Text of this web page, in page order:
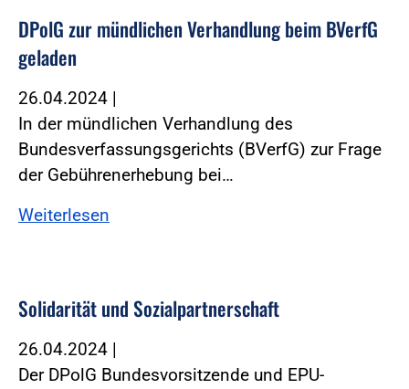
DPolG zur mündlichen Verhandlung beim BVerfG
geladen
26.04.2024 |
In der mündlichen Verhandlung des
Bundesverfassungsgerichts (BVerfG) zur Frage
der Gebührenerhebung bei…
Weiterlesen
Solidarität und Sozialpartnerschaft
26.04.2024 |
Der DPolG Bundesvorsitzende und EPU-